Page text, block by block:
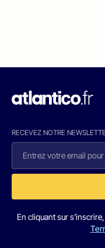
RECEVEZ NOTRE
En cliquant sur